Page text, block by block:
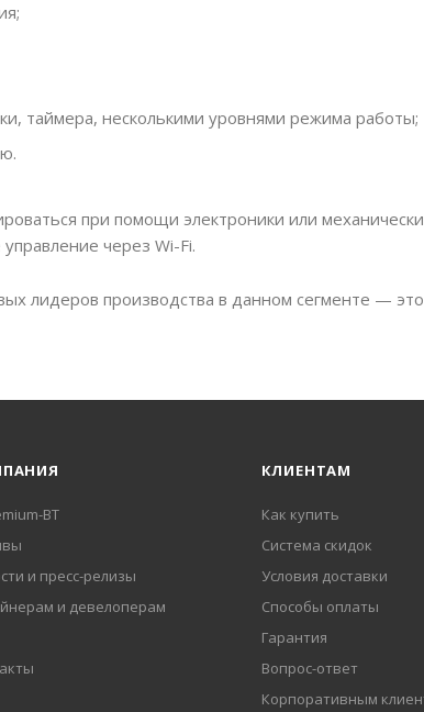
таймера, несколькими уровнями режима работы;
при помощи электроники или
через Wi-Fi.
лидеров производства в данном сегменте —
BT
и пресс-релизы
и девелоперам
КЛИЕНТАМ
Как купить
Система скидок
Условия доставки
Способы оплаты
Гарантия
Вопрос-ответ
Корпоративным